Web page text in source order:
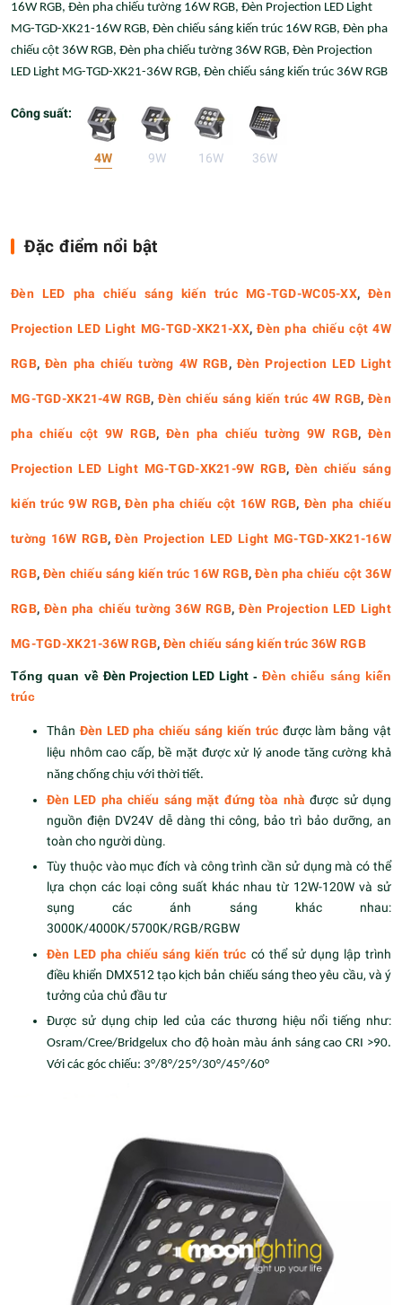
16W RGB, Đèn pha chiếu tường 16W RGB, Đèn Projection LED Light
MG-TGD-XK21-16W RGB, Đèn chiếu sáng kiến trúc 16W RGB, Đèn pha
chiếu cột 36W RGB, Đèn pha chiếu tường 36W RGB, Đèn Projection
LED Light MG-TGD-XK21-36W RGB, Đèn chiếu sáng kiến trúc 36W RGB
Công suất:
4W 9W 16W 36W
Đặc điểm nổi bật
Đèn LED pha chiếu sáng kiến trúc MG-TGD-WC05-XX,Đèn
Projection LED Light MG-TGD-XK21-XX,Đèn pha chiếu cột 4W
RGB, Đèn pha chiếu tường 4W RGB, Đèn Projection LED Light
MG-TGD-XK21-4W RGB,Đèn chiếu sáng kiến trúc 4W RGB,Đèn
pha chiếu cột 9W RGB,Đèn pha chiếu tường 9W RGB,Đèn
Projection LED Light MG-TGD-XK21-9W RGB, Đèn chiếu sáng
kiến trúc 9W RGB,Đèn pha chiếu cột 16W RGB, Đèn pha chiếu
tường 16W RGB,Đèn Projection LED Light MG-TGD-XK21-16W
RGB, Đèn chiếu sáng kiến trúc 16W RGB,Đèn pha chiếu cột 36W
RGB,Đèn pha chiếu tường 36W RGB,Đèn Projection LED Light
MG-TGD-XK21-36W RGB, Đèn chiếu sáng kiến trúc 36W RGB
Tổng quan về Đèn Projection LED Light-Đèn chiếu sáng kiến
trúc
Thân Đèn LED pha chiếu sáng kiến trúcđược làm bằng vật
liệu nhôm cao cấp, bề mặt được xử lý anode tăng cường khả
năng chống chịu với thời tiết.
Đèn LED pha chiếu sáng mặt đứng tòa nhà được sử dụng
nguồn điện DV24V dễ dàng thi công, bảo trì bảo dưỡng, an
toàn cho người dùng.
Tùy thuộc vào mục đích và công trình cần sử dụng mà có thể
lựa chọn các loại công suất khác nhau từ 12W-120W và sử
sụng các ánh sáng khác nhau:
3000K/4000K/5700K/RGB/RGBW
Đèn LED pha chiếu sáng kiến trúc có thể sử dụng lập trình
điều khiển DMX512 tạo kịch bản chiếu sáng theo yêu cầu, và ý
tưởng của chủ đầu tư
Được sử dụng chip led của các thương hiệu nổi tiếng như:
Osram/Cree/Bridgelux cho độ hoàn màu ánh sáng cao CRI >90.
Với các góc chiếu: 3°/8°/25°/30°/45°/60°